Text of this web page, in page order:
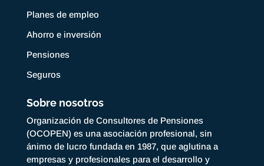
Planes de empleo
Ahorro e inversión
Pensiones
Seguros
Sobre nosotros
Organización de Consultores de Pensiones
(OCOPEN) es una asociación profesional, sin
ánimo de lucro fundada en 1987, que aglutina a
empresas y profesionales para el desarrollo y